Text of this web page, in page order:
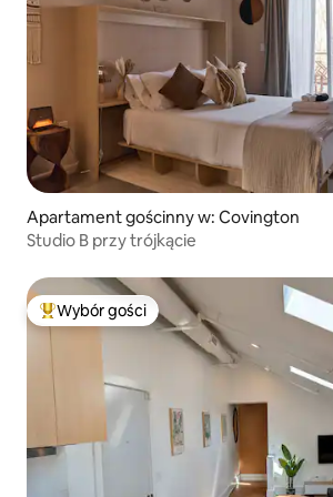
Apartament gościnny w: Covington
Studio B przy trójkącie
Najpopularniejsze z kategorii Wybór gości
Wybór gości